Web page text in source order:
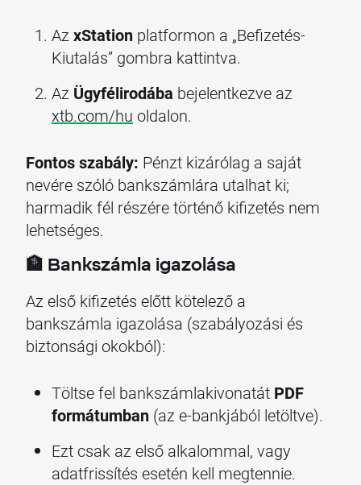
Az xStation platformon a „Befizetés-
Kiutalás” gombra kattintva.
Az Ügyfélirodába bejelentkezve az
xtb.com/hu oldalon.
Fontos szabály: Pénzt kizárólag a saját
nevére szóló bankszámlára utalhat ki;
harmadik fél részére történő kifizetés nem
lehetséges.
🏦 Bankszámla igazolása
Az első kifizetés előtt kötelező a
bankszámla igazolása (szabályozási és
biztonsági okokból):
Töltse fel bankszámlakivonatát PDF
formátumban (az e-bankjából letöltve).
Ezt csak az első alkalommal, vagy
adatfrissítés esetén kell megtennie.